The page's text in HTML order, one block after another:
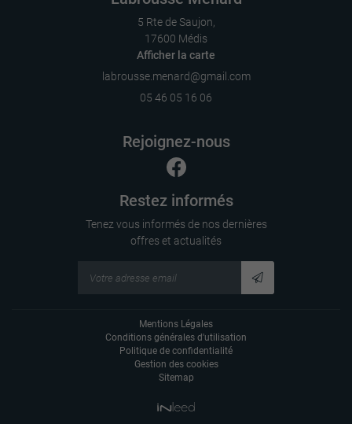
5 Rte de Saujon,
17600 Médis
Afficher la carte
05 46 05 16 06
Rejoignez-nous
Restez informés
Tenez vous informés de nos dernières
offres et actualités
Mentions Légales
Conditions générales d'utilisation
Politique de confidentialité
Gestion des cookies
Sitemap